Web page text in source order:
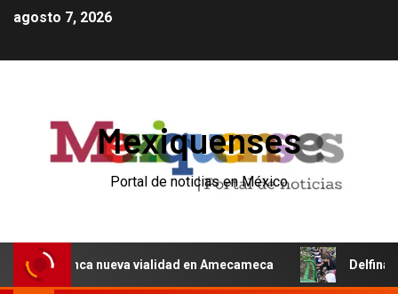
agosto 7, 2026
Mexiquenses
Portal de noticias en México
nueva vialidad en Amecameca Delfina Gómez